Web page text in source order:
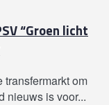
“Groen licht
om
nieuws is voor...